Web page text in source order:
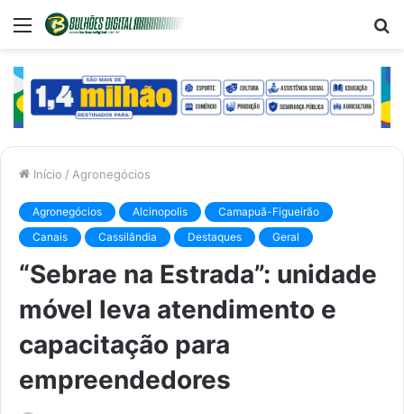
Menu
Início / Agronegócios
Agronegócios Alcinopolis
Camapuã-Figueirão
Canais
Cassilândia Destaques Geral
“Sebrae na Estrada”: unidade
móvel leva atendimento e
capacitação para
empreendedores